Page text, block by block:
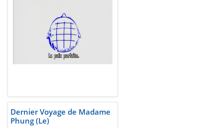
Dernier Voyage de Madame
Phung (Le)